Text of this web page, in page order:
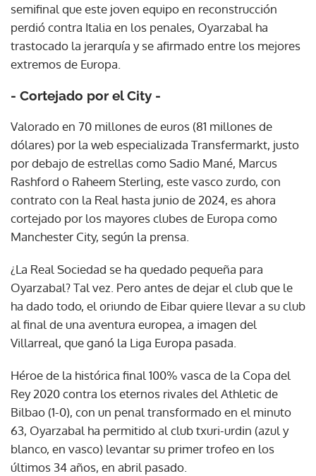
semifinal que este joven equipo en reconstrucción
perdió contra Italia en los penales, Oyarzabal ha
trastocado la jerarquía y se afirmado entre los mejores
extremos de Europa.
- Cortejado por el City -
Valorado en 70 millones de euros (81 millones de
dólares) por la web especializada Transfermarkt, justo
por debajo de estrellas como Sadio Mané, Marcus
Rashford o Raheem Sterling, este vasco zurdo, con
contrato con la Real hasta junio de 2024, es ahora
cortejado por los mayores clubes de Europa como
Manchester City, según la prensa.
¿La Real Sociedad se ha quedado pequeña para
Oyarzabal? Tal vez. Pero antes de dejar el club que le
ha dado todo, el oriundo de Eibar quiere llevar a su club
al final de una aventura europea, a imagen del
Villarreal, que ganó la Liga Europa pasada.
Héroe de la histórica final 100% vasca de la Copa del
Rey 2020 contra los eternos rivales del Athletic de
Bilbao (1-0), con un penal transformado en el minuto
63, Oyarzabal ha permitido al club txuri-urdin (azul y
blanco, en vasco) levantar su primer trofeo en los
últimos 34 años, en abril pasado.